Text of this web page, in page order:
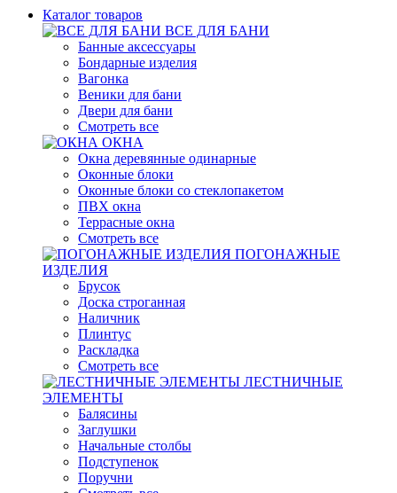
Каталог товаров
ВСЕ ДЛЯ БАНИ
Банные аксессуары
Бондарные изделия
Вагонка
Веники для бани
Двери для бани
Смотреть все
ОКНА
Окна деревянные одинарные
Оконные блоки
Оконные блоки со стеклопакетом
ПВХ окна
Террасные окна
Смотреть все
ПОГОНАЖНЫЕ
ИЗДЕЛИЯ
Брусок
Доска строганная
Наличник
Плинтус
Раскладка
Смотреть все
ЛЕСТНИЧНЫЕ
ЭЛЕМЕНТЫ
Балясины
Заглушки
Начальные столбы
Подступенок
Поручни